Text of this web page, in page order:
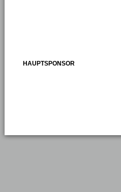
HAUPTSPONSOR